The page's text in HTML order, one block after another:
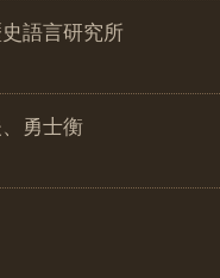
語言研究所
勇士衡